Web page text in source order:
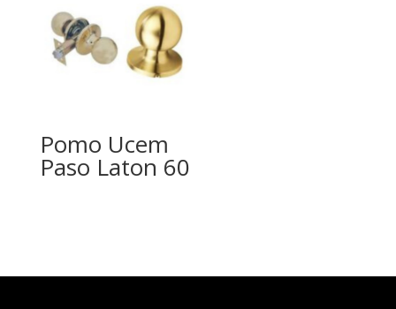
Pomo Ucem
Paso Laton 60